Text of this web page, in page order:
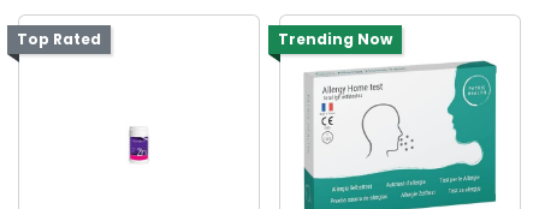
Top Rated Trending Now